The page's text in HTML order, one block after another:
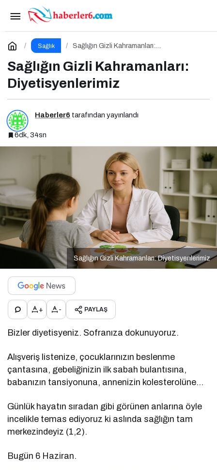
Sağlık
Sağlığın Gizli Kahramanları:
Sağlığın Gizli Kahramanları:
Diyetisyenlerimiz
Haberler6 tarafından yayınlandı
6dk, 34sn
Sağlığın Gizli Kahramanları: Diyetisyenlerimiz
+ - PAYLAŞ
Bizler diyetisyeniz. Sofranıza dokunuyoruz.
Alışveriş listenize, çocuklarınızın beslenme
çantasına, gebeliğinizin ilk sabah bulantısına,
babanızın tansiyonuna, annenizin kolesterolüne…
Günlük hayatın sıradan gibi görünen anlarına öyle
incelikle temas ediyoruz ki aslında sağlığın tam
merkezindeyiz (1,2).
Bugün 6 Haziran.
Bayram Sofralarında Kalbinizi Koruyun!
Yorum Yap